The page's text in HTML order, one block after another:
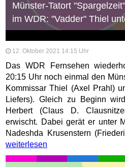
Münster-Tatort
im WDR: "Vadder" Thiel
12. Oktober 2021 14:15 Uhr
Das WDR Fernsehen
20:15 Uhr noch einmal den
Kommissar Thiel (Axel Prahl)
Liefers). Gleich zu Beginn
Herbert (Claus D.
erwischt. Dabei gerät er unter
Nadeshda Krusenstern
weiterlesen